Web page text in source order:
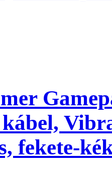
fekete-